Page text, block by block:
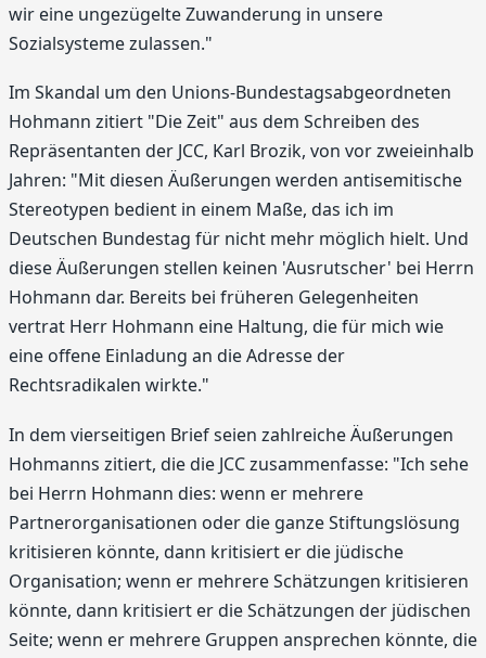
wir eine ungezügelte Zuwanderung in unsere
Sozialsysteme zulassen."
Im Skandal um den Unions-Bundestagsabgeordneten
Hohmann zitiert "Die Zeit" aus dem Schreiben des
Repräsentanten der JCC, Karl Brozik, von vor zweieinhalb
Jahren: "Mit diesen Äußerungen werden antisemitische
Stereotypen bedient in einem Maße, das ich im
Deutschen Bundestag für nicht mehr möglich hielt. Und
diese Äußerungen stellen keinen 'Ausrutscher' bei Herrn
Hohmann dar. Bereits bei früheren Gelegenheiten
vertrat Herr Hohmann eine Haltung, die für mich wie
eine offene Einladung an die Adresse der
Rechtsradikalen wirkte."
In dem vierseitigen Brief seien zahlreiche Äußerungen
Hohmanns zitiert, die die JCC zusammenfasse: "Ich sehe
bei Herrn Hohmann dies: wenn er mehrere
Partnerorganisationen oder die ganze Stiftungslösung
kritisieren könnte, dann kritisiert er die jüdische
Organisation; wenn er mehrere Schätzungen kritisieren
könnte, dann kritisiert er die Schätzungen der jüdischen
Seite; wenn er mehrere Gruppen ansprechen könnte, die